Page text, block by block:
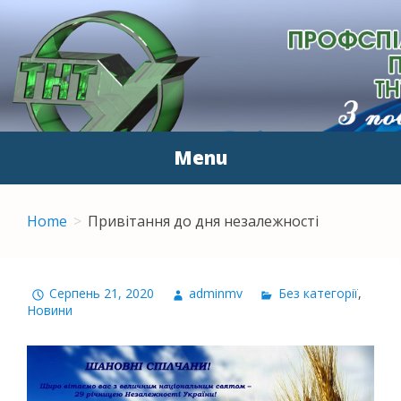
ПЕРВИННА
ПРОФСПІЛКОВА
ОРГАНІЗАЦІЯ
ПРАЦІВНИКІВ ТНТУ ІМ.
І.ПУЛЮЯ
З повагою до людей
Menu
Home Привітання до дня незалежності
Серпень 21, 2020 adminmv Без категорії,
Новини